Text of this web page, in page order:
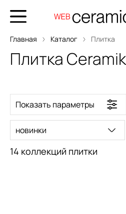
Главная Каталог Плитка
Плитка
Показать параметры
14 коллекций плитки
новинки